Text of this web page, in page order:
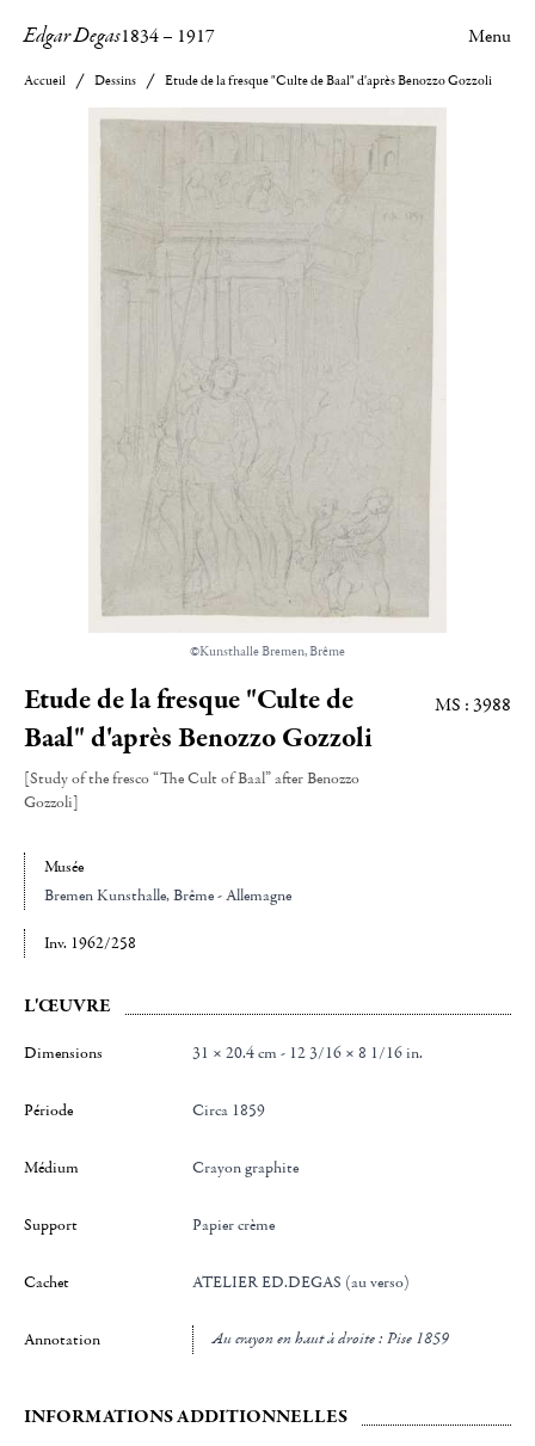
Edgar Degas1834– 1917 Menu
Accueil Dessins Etude de la fresque "Culte de Baal" d'après Benozzo Gozzoli
©Kunsthalle Bremen, Brême
Etude de la fresque "Culte de
Baal" d'après Benozzo Gozzoli
[Study of the fresco “The Cult of Baal” after Benozzo
Gozzoli]
MS : 3988
Musée
Bremen Kunsthalle, Brême - Allemagne
Inv. 1962/258
L'ŒUVRE
Dimensions 31 × 20.4 cm - 12 3/16 × 8 1/16 in.
Période Circa 1859
Médium Crayon graphite
Support Papier crème
Cachet ATELIER ED.DEGAS (au verso)
Annotation au crayon en haut à droite : Pise 1859
INFORMATIONS ADDITIONNELLES